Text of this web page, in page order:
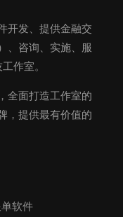
开发、提供金融交
、咨询、实施、服
作室。
全面打造工作室的
，提供最有价值的
软件